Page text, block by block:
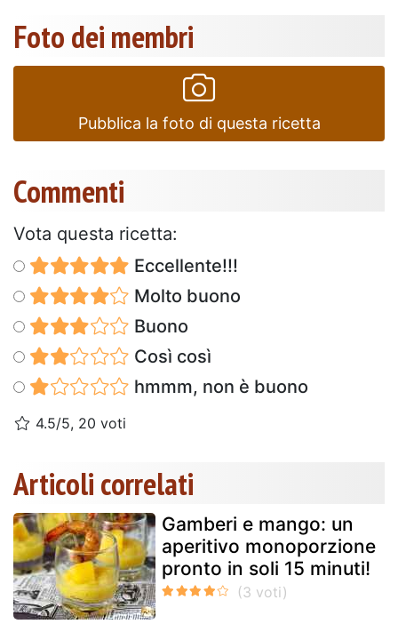
Foto dei membri
Pubblica la foto di questa ricetta
Commenti
Vota questa ricetta:
Eccellente!!!
Molto buono
Buono
Così così
hmmm, non è buono
4.5/5, 20 voti
Articoli correlati
Gamberi e mango: un
aperitivo monoporzione
pronto in soli 15 minuti!